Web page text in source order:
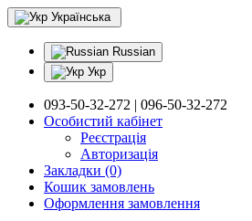
Українська
Russian
Укр
093-50-32-272 | 096-50-32-272
Особистий кабінет
Реєстрація
Авторизація
Закладки (0)
Кошик замовлень
Оформлення замовлення